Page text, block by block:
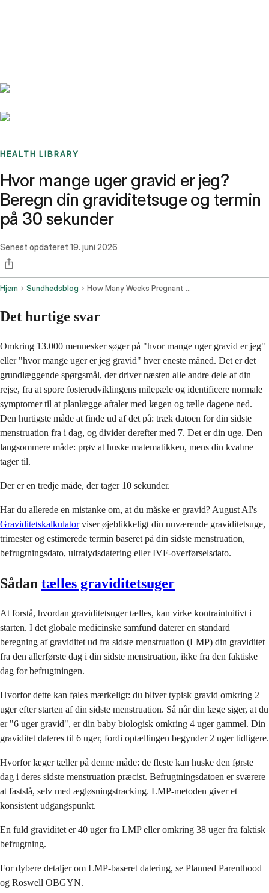
HEALTH LIBRARY
Hvor mange uger gravid er jeg?
Beregn din graviditetsuge og termin
på 30 sekunder
Senest opdateret 19. juni 2026
Hjem Sundhedsblog How Many Weeks Pregnant Am I Calculate Your Week Due Date In 30 Seconds
Det hurtige svar
Omkring 13.000 mennesker søger på "hvor mange uger gravid er jeg"
eller "hvor mange uger er jeg gravid" hver eneste måned. Det er det
grundlæggende spørgsmål, der driver næsten alle andre dele af din
rejse, fra at spore fosterudviklingens milepæle og identificere normale
symptomer til at planlægge aftaler med lægen og tælle dagene ned.
Den hurtigste måde at finde ud af det på: træk datoen for din sidste
menstruation fra i dag, og divider derefter med 7. Det er din uge. Den
langsommere måde: prøv at huske matematikken, mens din kvalme
tager til.
Der er en tredje måde, der tager 10 sekunder.
Har du allerede en mistanke om, at du måske er gravid? August AI's
Graviditetskalkulatorviser øjeblikkeligt din nuværende graviditetsuge,
trimester og estimerede termin baseret på din sidste menstruation,
befrugtningsdato, ultralydsdatering eller IVF-overførselsdato.
Sådan tælles graviditetsuger
At forstå, hvordan graviditetsuger tælles, kan virke kontraintuitivt i
starten. I det globale medicinske samfund daterer en standard
beregning af graviditet ud fra sidste menstruation (LMP) din graviditet
fra den allerførste dag i din sidste menstruation, ikke fra den faktiske
dag for befrugtningen.
Hvorfor dette kan føles mærkeligt: du bliver typisk gravid omkring 2
uger efter starten af din sidste menstruation. Så når din læge siger, at du
er "6 uger gravid", er din baby biologisk omkring 4 uger gammel. Din
graviditet dateres til 6 uger, fordi optællingen begynder 2 uger tidligere.
Hvorfor læger tæller på denne måde: de fleste kan huske den første
dag i deres sidste menstruation præcist. Befrugtningsdatoen er sværere
at fastslå, selv med ægløsningstracking. LMP-metoden giver et
konsistent udgangspunkt.
En fuld graviditet er 40 uger fra LMP eller omkring 38 uger fra faktisk
befrugtning.
For dybere detaljer om LMP-baseret datering, se Planned Parenthood
og Roswell OBGYN.